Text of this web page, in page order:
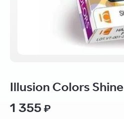
Illusion Colors Shine
1 355 ₽